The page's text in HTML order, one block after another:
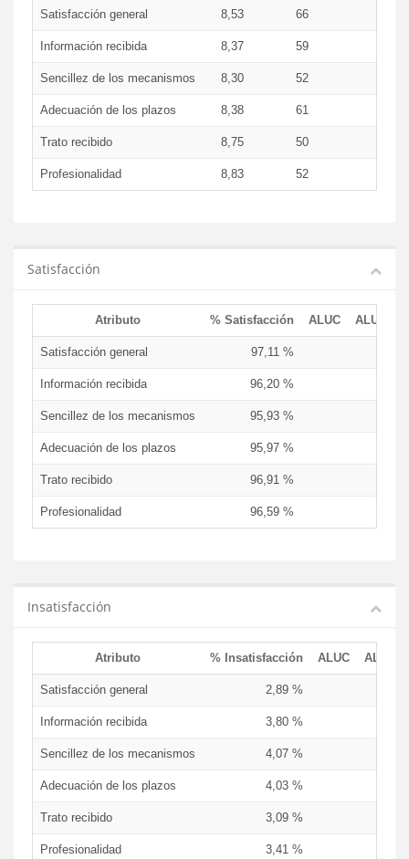
Satisfacción general 8,53 66
Información recibida 8,37 59
Sencillez de los mecanismos 8,30 52
Adecuación de los plazos 8,38 61
Trato recibido 8,75 50
Profesionalidad 8,83 52
Satisfacción
Atributo % Satisfacción ALUC ALUD
Satisfacción general 97,11 %
Información recibida 96,20 %
Sencillez de los mecanismos 95,93 %
Adecuación de los plazos 95,97 %
Trato recibido 96,91 %
Profesionalidad 96,59 %
Insatisfacción
Atributo % Insatisfacción ALUC ALUD
Satisfacción general 2,89 %
Información recibida 3,80 %
Sencillez de los mecanismos 4,07 %
Adecuación de los plazos 4,03 %
Trato recibido 3,09 %
Profesionalidad 3,41 %